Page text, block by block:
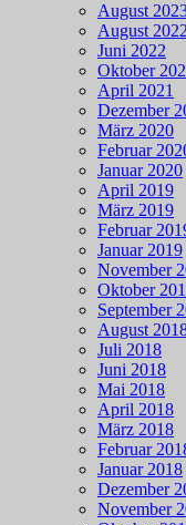
August
August 2022
Juni 2022
Oktober
April 2021
Dezember
März 2020
Februar
Januar 2020
April 2019
März 2019
Februar
Januar 2019
November
Oktober
September
August
Juli 2018
Juni 2018
Mai 2018
April 2018
März 2018
Februar
Januar 2018
Dezember
November